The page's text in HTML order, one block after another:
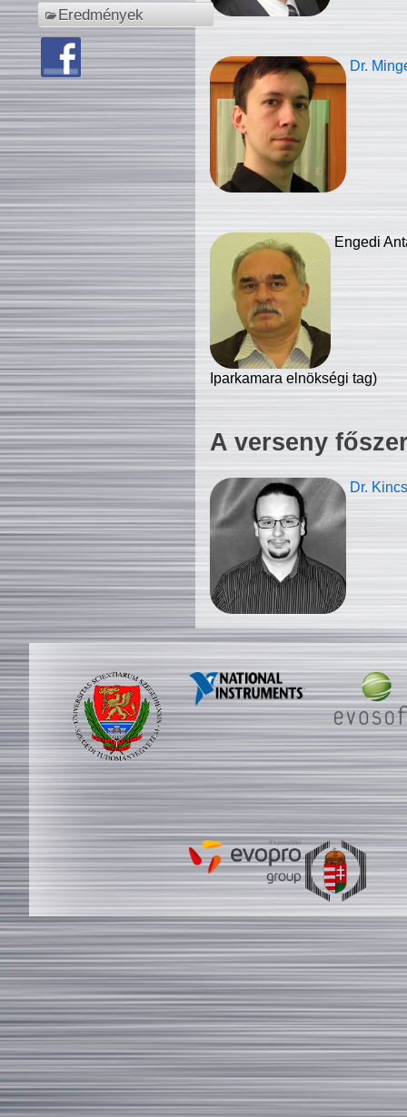
Eredmények
Dr.
Engedi
Iparkamara elnökségi tag)
A verseny
Dr.